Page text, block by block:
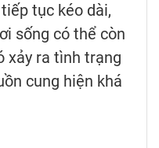
tục kéo dài,
sống có thể còn
xảy ra tình trạng
cung hiện khá